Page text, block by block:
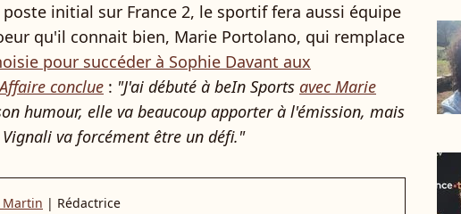
initial sur France 2, le sportif fera aussi équipe
qu'il connait bien, Marie Portolano, qui remplace
pour succéder à Sophie Davant aux
Affaire conclue : "J'ai débuté à beIn Sports avec Marie
humour, elle va beaucoup apporter à l'émission, mais
Vignali va forcément être un défi."
Martin | Rédactrice